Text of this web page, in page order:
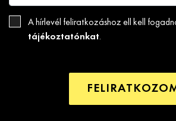
A hírlevél feliratkozáshoz ell kell
tájékoztatónkat.